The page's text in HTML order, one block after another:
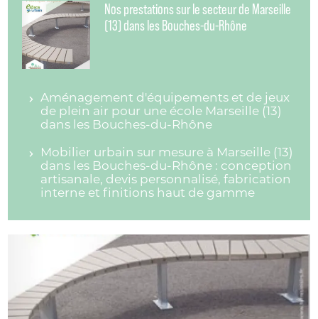
Nos prestations sur le secteur de Marseille
(13) dans les Bouches-du-Rhône
Aménagement d'équipements et de jeux
de plein air pour une école Marseille (13)
dans les Bouches-du-Rhône
Mobilier urbain sur mesure à Marseille (13)
dans les Bouches-du-Rhône : conception
artisanale, devis personnalisé, fabrication
interne et finitions haut de gamme